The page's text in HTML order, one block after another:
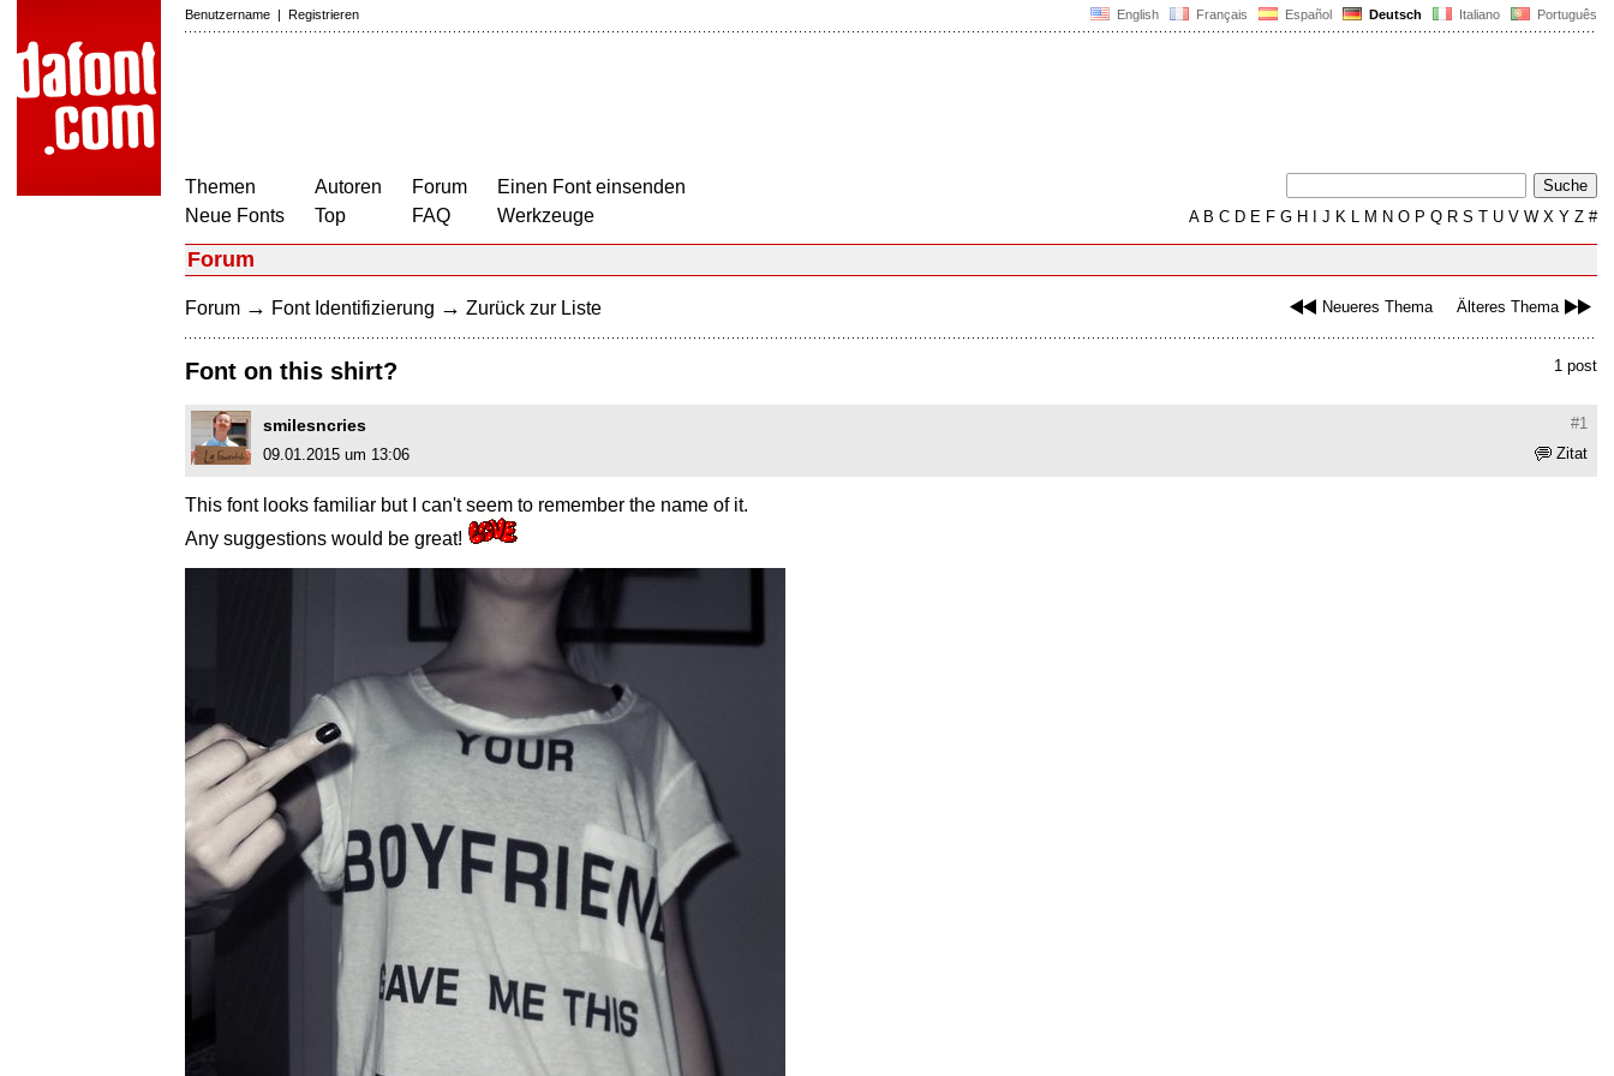
English Français Español Deutsch Italiano Português
Benutzername | Registrieren
Themen
Neue Fonts
Autoren
Top
Forum
FAQ
Einen Font einsenden
Werkzeuge
AB C D E F G H J K L M N O P Q R S T U V W X Y Z #
Forum
Neueres Thema Älteres Thema
Forum → Font Identifizierung → Zurück zur Liste
1 post
Font on this shirt?
#1
smilesncries
Zitat
09.01.2015 um 13:06
This font looks familiar but I can't seem to remember the name of it.
Any suggestions would be great!